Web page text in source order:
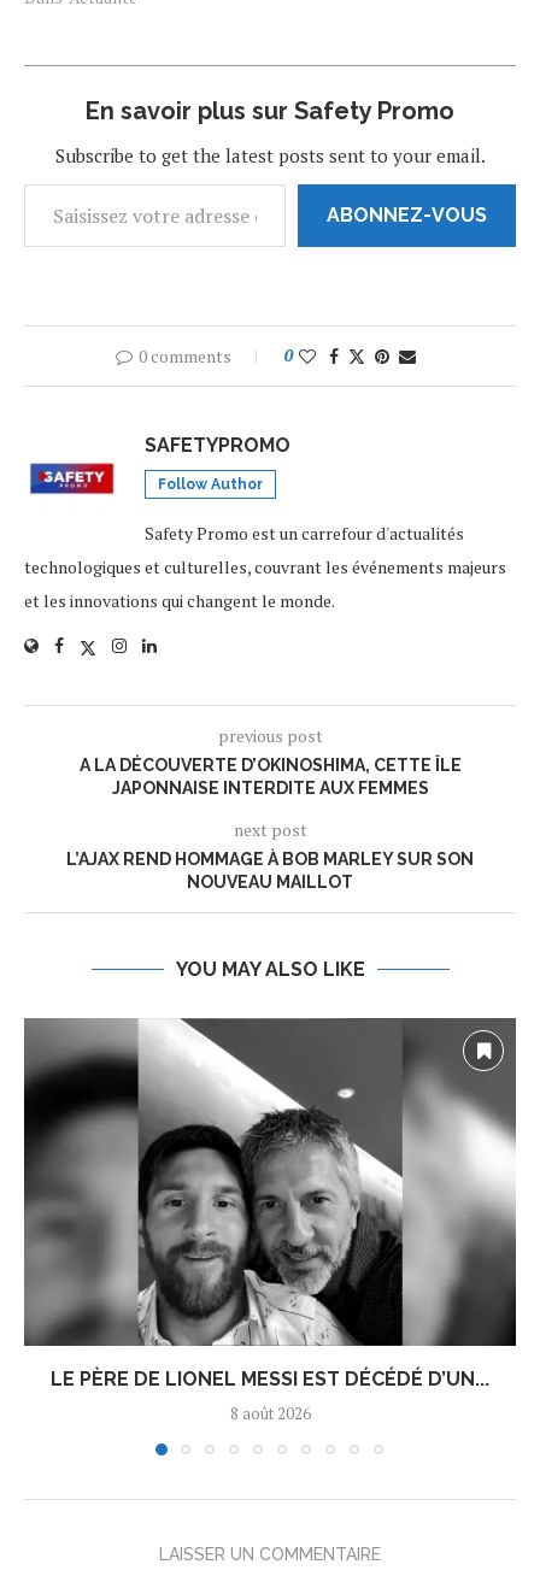
Vietnam a inauguré
nouvelle passerelle…
En savoir plus sur Safety Promo
Subscribe to get the latest posts sent to your email.
ABONNEZ-VOUS
0 comments 0
SAFETYPROMO
Follow Author
Safety Promo est un carrefour d'actualités
technologiques et culturelles, couvrant les événements majeurs
et les innovations qui changent le monde.
previous post
A LA DÉCOUVERTE D’OKINOSHIMA, CETTE ÎLE
JAPONNAISE INTERDITE AUX FEMMES
next post
L’AJAX REND HOMMAGE À BOB MARLEY SUR SON
NOUVEAU MAILLOT
YOU MAY ALSO LIKE
LE PÈRE DE LIONEL MESSI EST DÉCÉDÉ D’UN...
8 août 2026
LAISSER UN COMMENTAIRE